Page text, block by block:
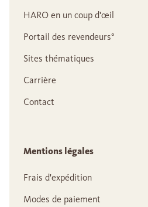
HARO en un coup d'œil
Portail des revendeurs°
Sites thématiques
Carrière
Contact
Mentions légales
Frais d'expédition
Modes de paiement